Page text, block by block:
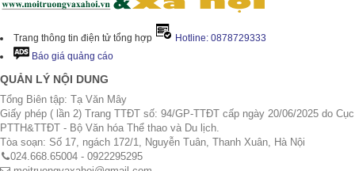
Trang thông tin điện tử tổng hợp
Hotline: 0878729333
Báo giá quảng cáo
QUẢN LÝ NỘI DUNG
Tổng Biên tập: Tạ Văn Mây
Giấy phép ( lần 2) Trang TTĐT số: 94/GP-TTĐT cấp ngày 20/06/2025 do Cục
PTTH&TTĐT - Bộ Văn hóa Thể thao và Du lịch.
Tòa soạn: Số 17, ngách 172/1, Nguyễn Tuân, Thanh Xuân, Hà Nội
024.668.65004 - 0922295295